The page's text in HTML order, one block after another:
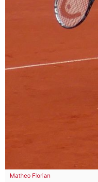
Matheo Florian